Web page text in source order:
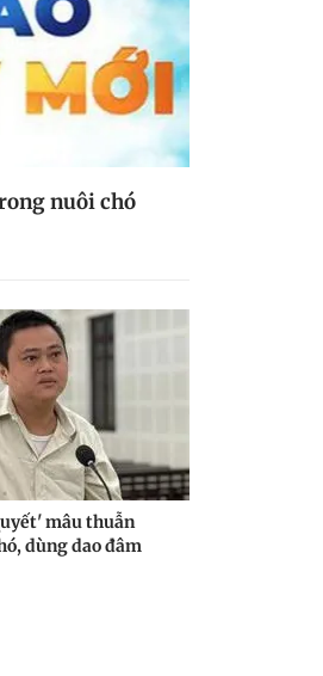
nuôi chó
mâu thuẫn
dùng dao đâm